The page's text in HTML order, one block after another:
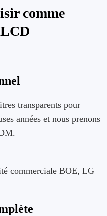
comme
transparents pour
années et nous prenons
commerciale BOE, LG